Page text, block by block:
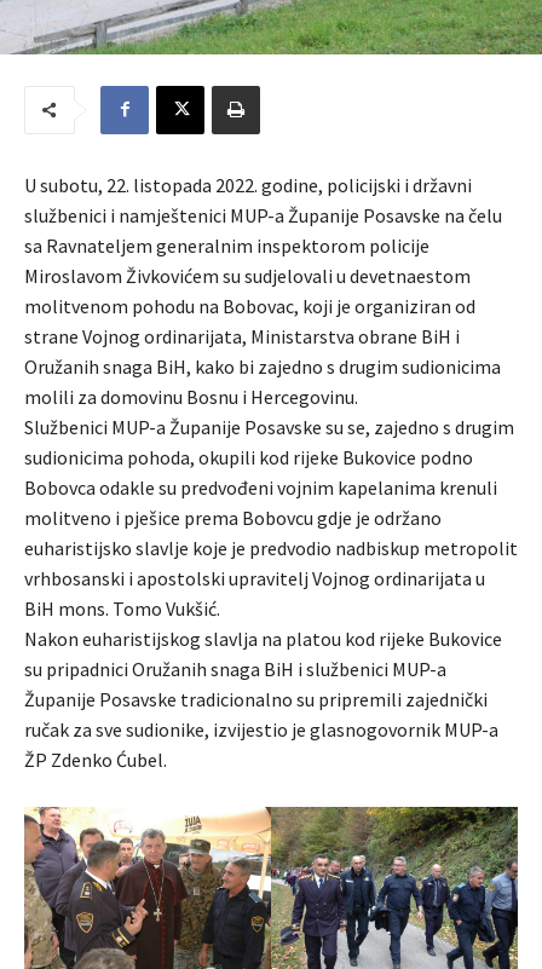
U subotu, 22. listopada 2022. godine, policijski i državni
službenici i namještenici MUP-a Županije Posavske na čelu
sa Ravnateljem generalnim inspektorom policije
Miroslavom Živkovićem su sudjelovali u devetnaestom
molitvenom pohodu na Bobovac, koji je organiziran od
strane Vojnog ordinarijata, Ministarstva obrane BiH i
Oružanih snaga BiH, kako bi zajedno s drugim sudionicima
molili za domovinu Bosnu i Hercegovinu.
Službenici MUP-a Županije Posavske su se, zajedno s drugim
sudionicima pohoda, okupili kod rijeke Bukovice podno
Bobovca odakle su predvođeni vojnim kapelanima krenuli
molitveno i pješice prema Bobovcu gdje je održano
euharistijsko slavlje koje je predvodio nadbiskup metropolit
vrhbosanski i apostolski upravitelj Vojnog ordinarijata u
BiH mons. Tomo Vukšić.
Nakon euharistijskog slavlja na platou kod rijeke Bukovice
su pripadnici Oružanih snaga BiH i službenici MUP-a
Županije Posavske tradicionalno su pripremili zajednički
ručak za sve sudionike, izvijestio je glasnogovornik MUP-a
ŽP Zdenko Ćubel.